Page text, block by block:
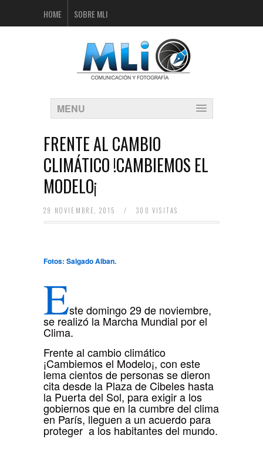
HOME SOBRE MLI
MENU
FRENTE AL CAMBIO
CLIMÁTICO !CAMBIEMOS EL
MODELO¡
29 NOVIEMBRE, 2015 / 300 VISITAS
Fotos: Salgado Alban.
Este domingo 29 de noviembre,
se realizó la Marcha Mundial por el
Clima.
Frente al cambio climático
¡Cambiemos el Modelo¡, con este
lema cientos de personas se dieron
cita desde la Plaza de Cibeles hasta
la Puerta del Sol, para exigir a los
gobiernos que en la cumbre del clima
en París, lleguen a un acuerdo para
proteger a los habitantes del mundo.